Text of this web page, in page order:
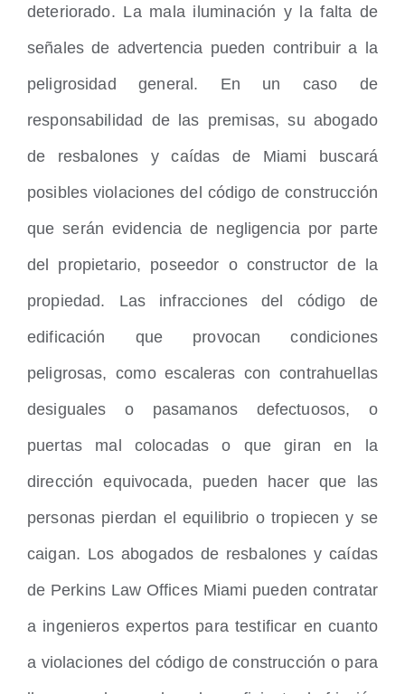
deteriorado. La mala iluminación y la falta de
señales de advertencia pueden contribuir a la
peligrosidad general. En un caso de
responsabilidad de las premisas, su abogado
de resbalones y caídas de Miami buscará
posibles violaciones del código de construcción
que serán evidencia de negligencia por parte
del propietario, poseedor o constructor de la
propiedad. Las infracciones del código de
edificación que provocan condiciones
peligrosas, como escaleras con contrahuellas
desiguales o pasamanos defectuosos, o
puertas mal colocadas o que giran en la
dirección equivocada, pueden hacer que las
personas pierdan el equilibrio o tropiecen y se
caigan. Los abogados de resbalones y caídas
de Perkins Law Offices Miami pueden contratar
a ingenieros expertos para testificar en cuanto
a violaciones del código de construcción o para